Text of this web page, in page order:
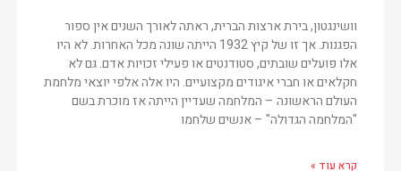
וושינגטון, בירת ארצות הברית, ראתה לאורך השנים אין ספור
הפגנות. אך זו של קיץ 1932 הייתה שונה מכל האחרות. לא היו
אלו פועלים שובתים, סטודנטים או פעילי זכויות אדם. גם לא
חקלאים או חברי איגודים מקצועיים. היו אלה אלפי יוצאי מלחמת
העולם הראשונה – המלחמה שעדיין הייתה אז מוכרת בשם
"המלחמה הגדולה" – אנשים שלחמו
קרא עוד »